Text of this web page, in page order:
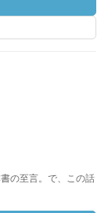
の至言。で、この話